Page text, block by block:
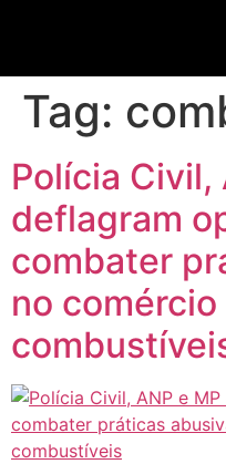
Tag:
Polícia Civil,
deflagram
combater
no comércio